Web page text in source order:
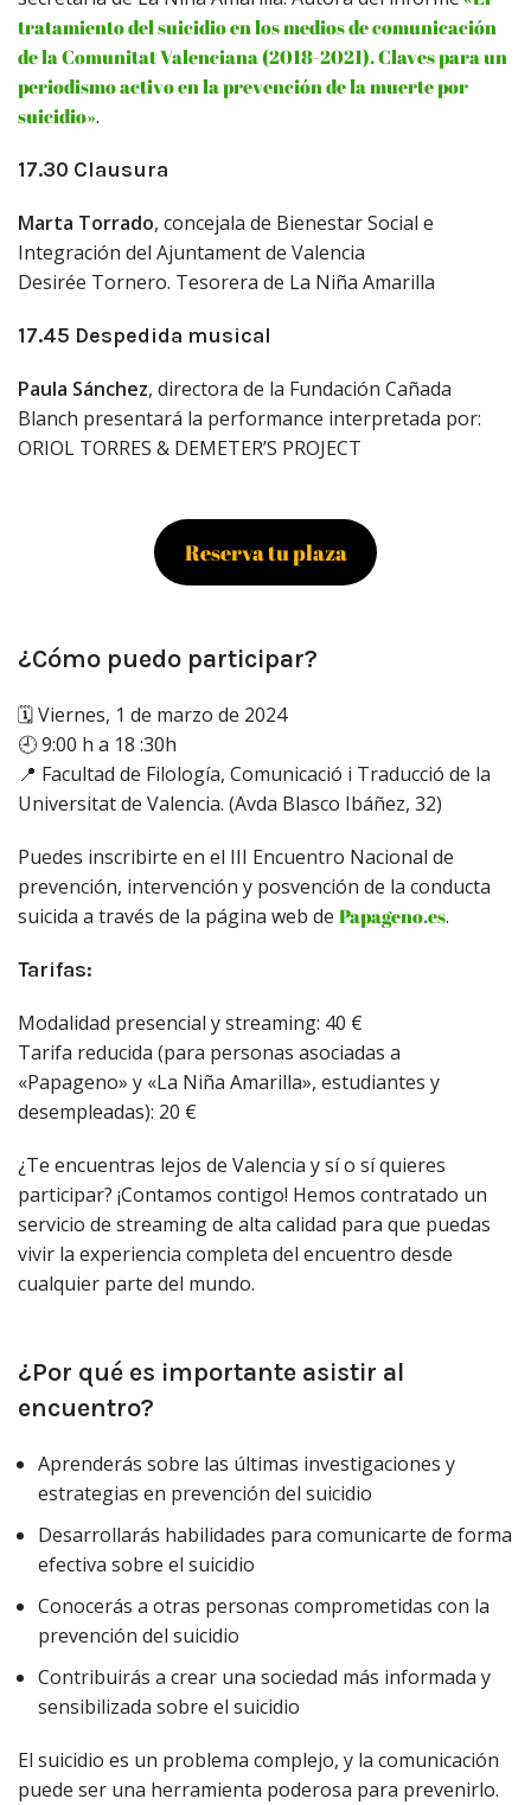
tratamiento del suicidio en los medios de comunicación
de la Comunitat Valenciana (2018-2021). Claves para un
periodismo activo en la prevención de la muerte por
suicidio».
17.30 Clausura
Marta Torrado, concejala de Bienestar Social e
Integración del Ajuntament de Valencia
Desirée Tornero. Tesorera de La Niña Amarilla
17.45 Despedida musical
Paula Sánchez, directora de la Fundación Cañada
Blanch presentará la performance interpretada por:
ORIOL TORRES & DEMETER’S PROJECT
Reserva tu plaza
¿Cómo puedo participar?
🗓️ Viernes, 1 de marzo de 2024
🕘 9:00 h a 18 :30h
📍 Facultad de Filología, Comunicació i Traducció de la
Universitat de Valencia. (Avda Blasco Ibáñez, 32)
Puedes inscribirte en el III Encuentro Nacional de
prevención, intervención y posvención de la conducta
suicida a través de la página web de Papageno.es.
Tarifas:
Modalidad presencial y streaming: 40 €
Tarifa reducida (para personas asociadas a
«Papageno» y «La Niña Amarilla», estudiantes y
desempleadas): 20 €
¿Te encuentras lejos de Valencia y sí o sí quieres
participar? ¡Contamos contigo! Hemos contratado un
servicio de streaming de alta calidad para que puedas
vivir la experiencia completa del encuentro desde
cualquier parte del mundo.
¿Por qué es importante asistir al
encuentro?
Aprenderás sobre las últimas investigaciones y
estrategias en prevención del suicidio
Desarrollarás habilidades para comunicarte de forma
efectiva sobre el suicidio
Conocerás a otras personas comprometidas con la
prevención del suicidio
Contribuirás a crear una sociedad más informada y
sensibilizada sobre el suicidio
El suicidio es un problema complejo, y la comunicación
puede ser una herramienta poderosa para prevenirlo.